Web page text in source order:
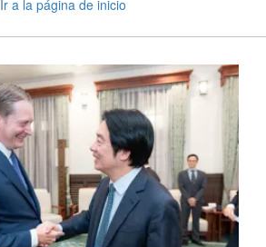
Ir a la página de inicio